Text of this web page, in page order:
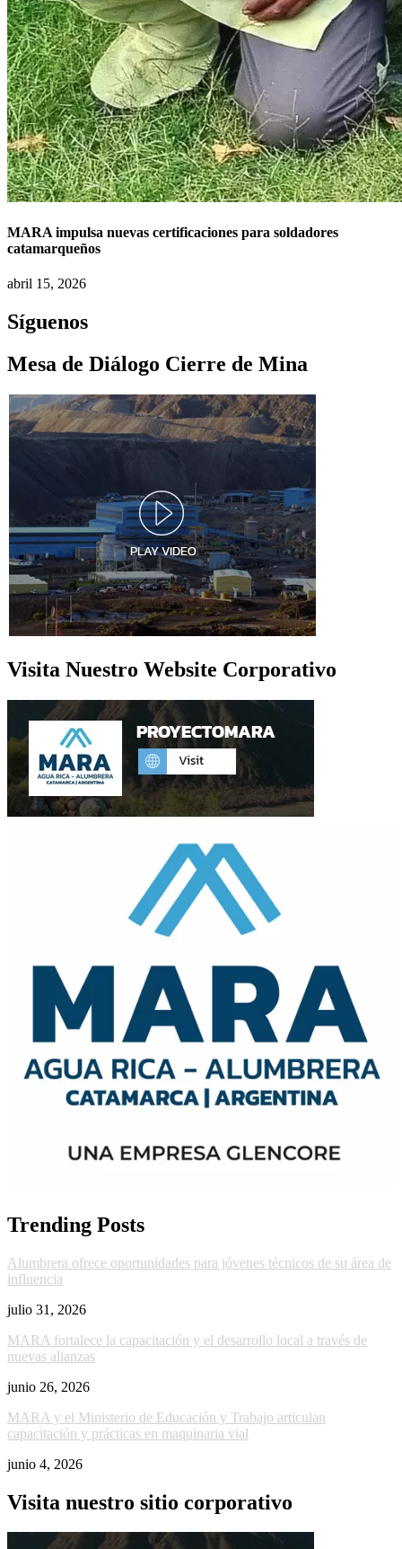
MARA impulsa nuevas certificaciones para soldadores
catamarqueños
abril 15, 2026
Síguenos
Mesa de Diálogo Cierre de Mina
Visita Nuestro Website Corporativo
Trending Posts
Alumbrera ofrece oportunidades para jóvenes técnicos de su área de
influencia
julio 31, 2026
MARA fortalece la capacitación y el desarrollo local a través de
nuevas alianzas
junio 26, 2026
MARA y el Ministerio de Educación y Trabajo articulan
capacitación y prácticas en maquinaria vial
junio 4, 2026
Visita nuestro sitio corporativo